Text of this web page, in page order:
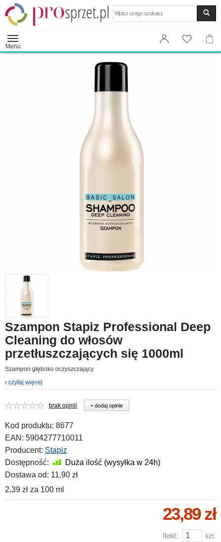
Menu
Szampon Stapiz Professional Deep
Cleaning do włosów
przetłuszczających się 1000ml
Szampon głęboko oczyszczający
czytaj więcej
brak opinii + dodaj opinie
Kod produktu: 8677
EAN: 5904277710011
Producent: Stapiz
Dostępność:
Duża ilość (wysyłka w 24h)
Dostawa od: 11,90 zł
2,39 zł za 100 ml
23,89 zł
Ilość: szt.